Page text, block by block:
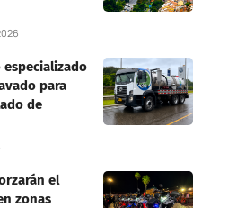
especializado
para
de
el
zonas